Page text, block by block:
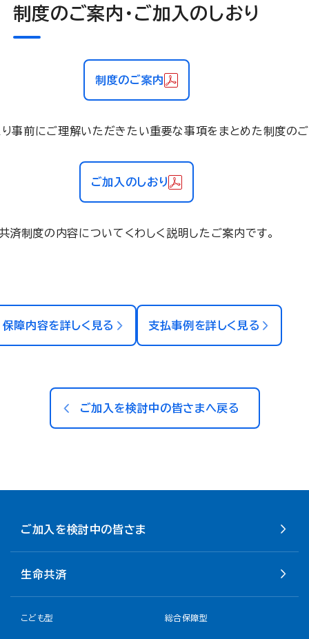
制度のご案内・ご加入のしおり
制度のご案内
事前にご理解いただきたい重要な事項をまとめた制度のご
ご加入のしおり
済制度の内容についてくわしく説明したご案内です。
保障内容を詳しく見る 支払事例を詳しく見る
ご加入を検討中の皆さまへ戻る
ご加入を検討中の皆さま
生命共済
こども型 総合保障型